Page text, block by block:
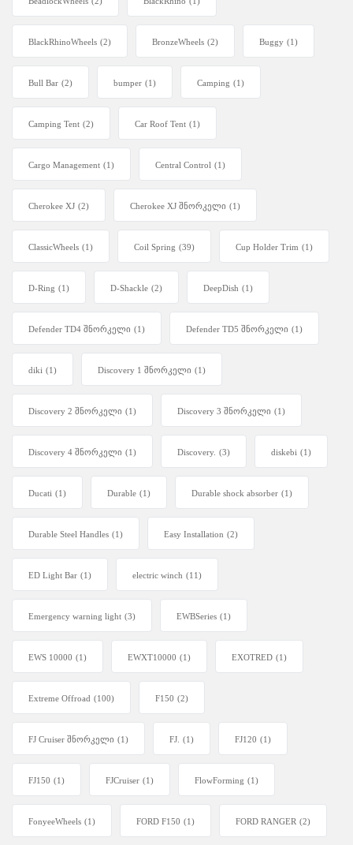
BlackRhinoWheels (2) BronzeWheels (2) Buggy (1)
Bull Bar (2) bumper (1) Camping (1)
Camping Tent (2) Car Roof Tent (1)
Cargo Management (1) Central Control (1)
Cherokee XJ (2) Cherokee XJ შნორკელი (1)
ClassicWheels (1) Coil Spring (39) Cup Holder Trim (1)
D-Ring (1) D-Shackle (2) DeepDish (1)
Defender TD4 შნორკელი (1) Defender TD5 შნორკელი (1)
diki (1) Discovery 1 შნორკელი (1)
Discovery 2 შნორკელი (1) Discovery 3 შნორკელი (1)
Discovery 4 შნორკელი (1) Discovery. (3) diskebi (1)
Ducati (1) Durable (1) Durable shock absorber (1)
Durable Steel Handles (1) Easy Installation (2)
ED Light Bar (1) electric winch (11)
Emergency warning light (3) EWBSeries (1)
EWS 10000 (1) EWXT10000 (1) EXOTRED (1)
Extreme Offroad (100) F150 (2)
FJ Cruiser შნორკელი (1) FJ. (1) FJ120 (1)
FJ150 (1) FJCruiser (1) FlowForming (1)
FonyeeWheels (1) FORD F150 (1) FORD RANGER (2)